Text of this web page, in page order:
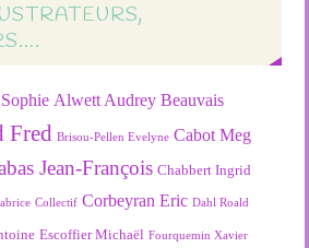
Alwett Audrey Beauvais
Fred Brisou-Pellen Evelyne Cabot Meg
Jean-François Chabbert Ingrid
Collectif Corbeyran Eric Dahl Roald
Escoffier Michaël Fourquemin Xavier